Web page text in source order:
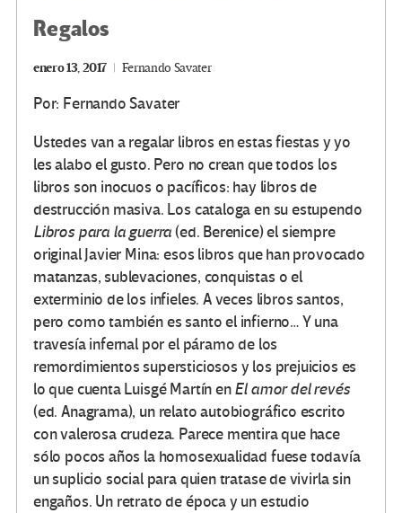
Regalos
enero 13, 2017 Fernando Savater
Por: Fernando Savater
Ustedes van a regalar libros en estas fiestas y yo
les alabo el gusto. Pero no crean que todos los
libros son inocuos o pacíficos: hay libros de
destrucción masiva. Los cataloga en su estupendo
Libros para la guerra(ed. Berenice) el siempre
original Javier Mina: esos libros que han provocado
matanzas, sublevaciones, conquistas o el
exterminio de los infieles. A veces libros santos,
pero como también es santo el infierno… Y una
travesía infernal por el páramo de los
remordimientos supersticiosos y los prejuicios es
lo que cuenta Luisgé Martín enEl amor del revés
(ed. Anagrama), un relato autobiográfico escrito
con valerosa crudeza. Parece mentira que hace
sólo pocos años la homosexualidad fuese todavía
un suplicio social para quien tratase de vivirla sin
engaños. Un retrato de época y un estudio